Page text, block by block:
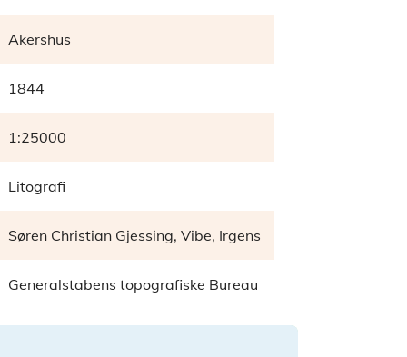
Akershus
1844
1:25000
Litografi
Søren Christian Gjessing, Vibe, Irgens
Generalstabens topografiske Bureau